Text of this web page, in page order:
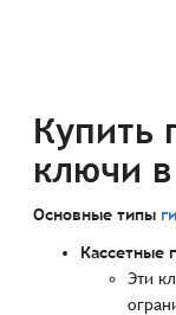
Купить
ключи в
Основные типы
Кассетные
Эти